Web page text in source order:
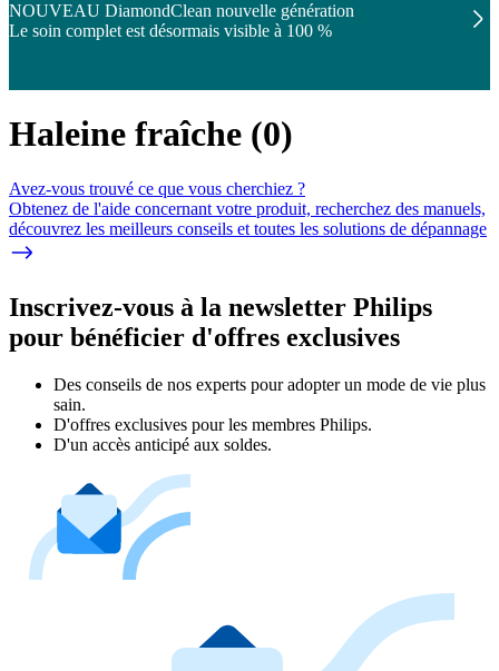
NOUVEAU DiamondClean nouvelle génération
Le soin complet est désormais visible à 100 %
Haleine fraîche (0)
Avez-vous trouvé ce que vous cherchiez ?
Obtenez de l'aide concernant votre produit, recherchez des manuels,
découvrez les meilleurs conseils et toutes les solutions de dépannage
Inscrivez-vous à la newsletter Philips
pour bénéficier d'offres exclusives
Des conseils de nos experts pour adopter un mode de vie plus
sain.
D'offres exclusives pour les membres Philips.
D'un accès anticipé aux soldes.